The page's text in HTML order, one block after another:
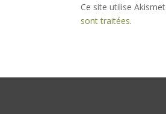
Ce site utilise
sont traitées.